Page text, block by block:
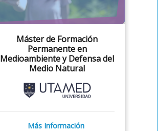
Máster de Formación
Permanente en
Medioambiente y Defensa del
Medio Natural
Más Información